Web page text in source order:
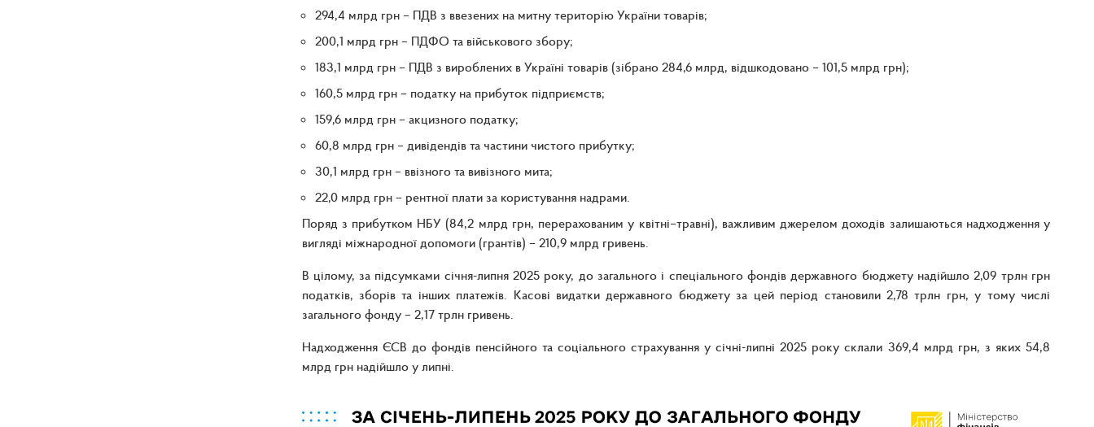
294,4 млрд грн – ПДВ з ввезених на митну територію України товарів;
200,1 млрд грн – ПДФО та військового збору;
183,1 млрд грн – ПДВ з вироблених в Україні товарів (зібрано 284,6 млрд, відшкодовано – 101,5 млрд грн);
160,5 млрд грн – податку на прибуток підприємств;
159,6 млрд грн – акцизного податку;
60,8 млрд грн – дивідендів та частини чистого прибутку;
30,1 млрд грн – ввізного та вивізного мита;
22,0 млрд грн – рентної плати за користування надрами.
Поряд з прибутком НБУ (84,2 млрд грн, перерахованим у квітні–травні), важливим джерелом доходів залишаються надходження у
вигляді міжнародної допомоги (грантів) – 210,9 млрд гривень.
В цілому, за підсумками січня-липня 2025 року, до загального і спеціального фондів державного бюджету надійшло 2,09 трлн грн
податків, зборів та інших платежів. Касові видатки державного бюджету за цей період становили 2,78 трлн грн, у тому числі
загального фонду – 2,17 трлн гривень.
Надходження ЄСВ до фондів пенсійного та соціального страхування у січні-липні 2025 року склали 369,4 млрд грн, з яких 54,8
млрд грн надійшло у липні.